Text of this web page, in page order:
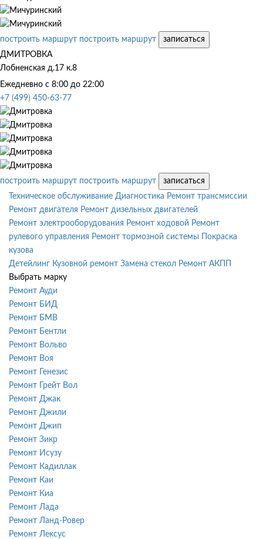
построить маршрут построить маршрут
записаться
ДМИТРОВКА
Лобненская д.17 к.8
Ежедневно с 8:00 до 22:00
+7 (499) 450-63-77
построить маршрут построить маршрут
записаться
Техническое обслуживание Диагностика Ремонт трансмиссии
Ремонт двигателя Ремонт дизельных двигателей
Ремонт электрооборудования Ремонт ходовой Ремонт
рулевого управления Ремонт тормозной системы
Покраска
кузова
Детейлинг Кузовной ремонт Замена стекол Ремонт АКПП
Выбрать марку
Ремонт Ауди
Ремонт БИД
Ремонт БМВ
Ремонт Бентли
Ремонт Вольво
Ремонт Воя
Ремонт Генезис
Ремонт Грейт Вол
Ремонт Джак
Ремонт Джили
Ремонт Джип
Ремонт Зикр
Ремонт Исузу
Ремонт Кадиллак
Ремонт Каи
Ремонт Киа
Ремонт Лада
Ремонт Ланд-Ровер
Ремонт Лексус